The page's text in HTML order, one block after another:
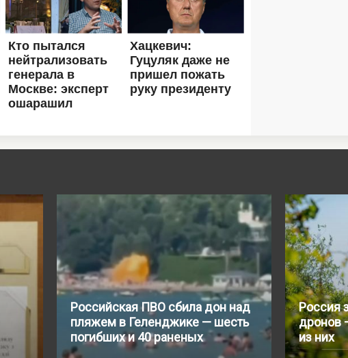
Российская ПВО сбила дон над
пляжем в Геленджике — шесть
погибших и 40 раненых
Россия
дронов
из них